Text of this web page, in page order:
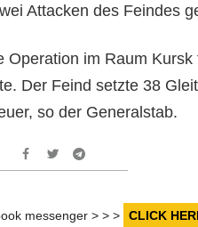
Attacken des Feindes
Operation im Raum
Der Feind setzte 38
so der Generalstab.
messenger > > > CLICK